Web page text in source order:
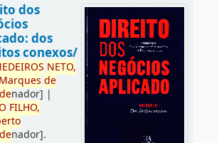
dos
dos
conexos/
DEIROS NETO,
Marques de
nador] |
FILHO,
nador].